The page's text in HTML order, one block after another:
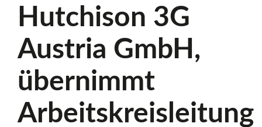
Hutchison 3G
Austria GmbH,
übernimmt
Arbeitskreisleitung